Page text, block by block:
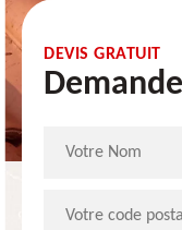
DEVIS GRATUIT